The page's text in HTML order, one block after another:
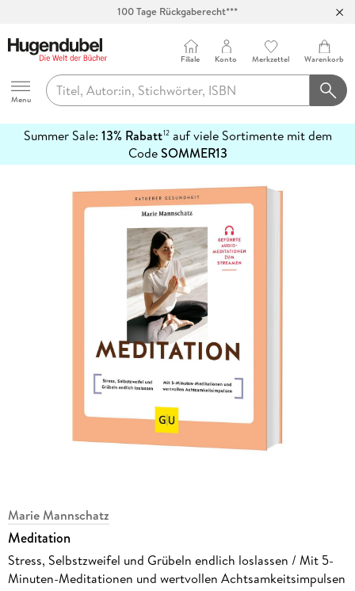
100 Tage Rückgaberecht***
Hugendubel
Menu
Filiale Konto Merkzettel Warenkorb
Summer Sale: 13% Rabatt12auf viele Sortimente mit dem
CodeSOMMER13
erfahren
Marie Mannschatz
Meditation
Stress, Selbstzweifel und Grübeln endlich loslassen / Mit 5-
Minuten-Meditationen und wertvollen Achtsamkeitsimpulsen